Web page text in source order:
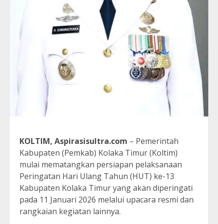
KOLTIM, Aspirasisultra.com – Pemerintah
Kabupaten (Pemkab) Kolaka Timur (Koltim)
mulai mematangkan persiapan pelaksanaan
Peringatan Hari Ulang Tahun (HUT) ke-13
Kabupaten Kolaka Timur yang akan diperingati
pada 11 Januari 2026 melalui upacara resmi dan
rangkaian kegiatan lainnya.